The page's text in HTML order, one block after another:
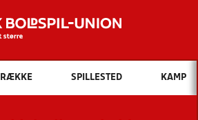
Hvad vil du søge efter?
INDHOLD OG NYHEDER
RÆKKE SPILLESTED KAMP